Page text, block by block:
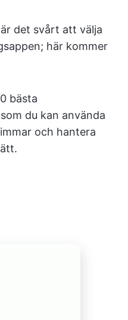
det svårt att välja
här kommer
bästa
du kan använda
och hantera